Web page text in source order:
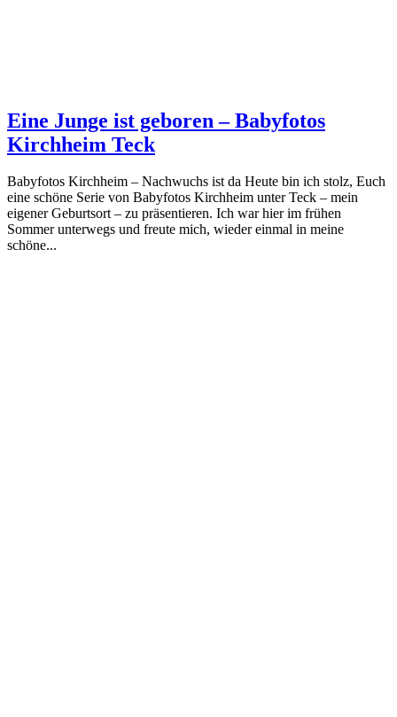
Eine Junge ist geboren – Babyfotos
Kirchheim Teck
Babyfotos Kirchheim – Nachwuchs ist da Heute bin ich stolz, Euch
eine schöne Serie von Babyfotos Kirchheim unter Teck – mein
eigener Geburtsort – zu präsentieren. Ich war hier im frühen
Sommer unterwegs und freute mich, wieder einmal in meine
schöne...